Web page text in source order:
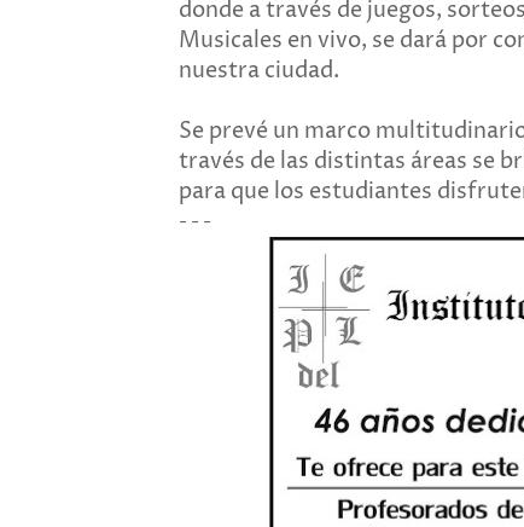
donde a través de juegos,
Musicales en vivo, se dará por
nuestra ciudad.
Se prevé un marco
través de las distintas áreas se
para que los estudiantes
- - -